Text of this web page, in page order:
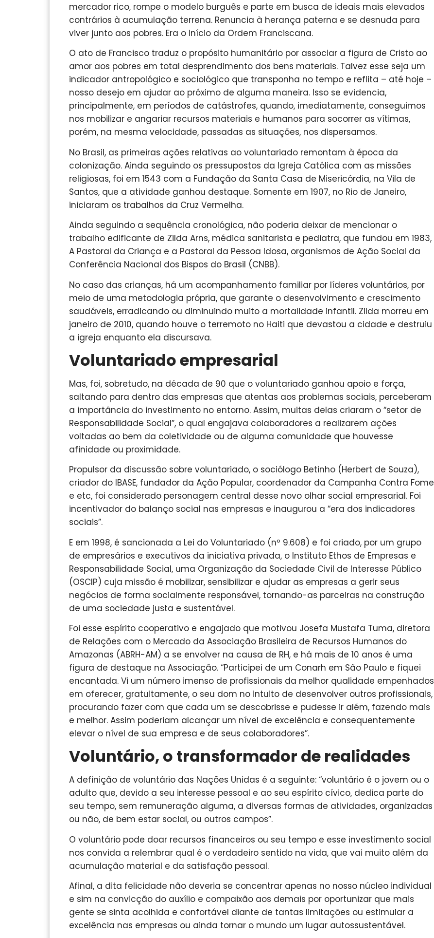
mercador rico, rompe o modelo burguês e parte em busca de ideais mais elevados
contrários à acumulação terrena. Renuncia à herança paterna e se desnuda para
viver junto aos pobres. Era o início da Ordem Franciscana.
O ato de Francisco traduz o propósito humanitário por associar a figura de Cristo ao
amor aos pobres em total desprendimento dos bens materiais. Talvez esse seja um
indicador antropológico e sociológico que transponha no tempo e reflita – até hoje –
nosso desejo em ajudar ao próximo de alguma maneira. Isso se evidencia,
principalmente, em períodos de catástrofes, quando, imediatamente, conseguimos
nos mobilizar e angariar recursos materiais e humanos para socorrer as vítimas,
porém, na mesma velocidade, passadas as situações, nos dispersamos.
No Brasil, as primeiras ações relativas ao voluntariado remontam à época da
colonização. Ainda seguindo os pressupostos da Igreja Católica com as missões
religiosas, foi em 1543 com a Fundação da Santa Casa de Misericórdia, na Vila de
Santos, que a atividade ganhou destaque. Somente em 1907, no Rio de Janeiro,
iniciaram os trabalhos da Cruz Vermelha.
Ainda seguindo a sequência cronológica, não poderia deixar de mencionar o
trabalho edificante de Zilda Arns, médica sanitarista e pediatra, que fundou em 1983,
A Pastoral da Criança e a Pastoral da Pessoa Idosa, organismos de Ação Social da
Conferência Nacional dos Bispos do Brasil (CNBB).
No caso das crianças, há um acompanhamento familiar por líderes voluntários, por
meio de uma metodologia própria, que garante o desenvolvimento e crescimento
saudáveis, erradicando ou diminuindo muito a mortalidade infantil. Zilda morreu em
janeiro de 2010, quando houve o terremoto no Haiti que devastou a cidade e destruiu
a igreja enquanto ela discursava.
Voluntariado empresarial
Mas, foi, sobretudo, na década de 90 que o voluntariado ganhou apoio e força,
saltando para dentro das empresas que atentas aos problemas sociais, perceberam
a importância do investimento no entorno. Assim, muitas delas criaram o “setor de
Responsabilidade Social”, o qual engajava colaboradores a realizarem ações
voltadas ao bem da coletividade ou de alguma comunidade que houvesse
afinidade ou proximidade.
Propulsor da discussão sobre voluntariado, o sociólogo Betinho (Herbert de Souza),
criador do IBASE, fundador da Ação Popular, coordenador da Campanha Contra Fome
e etc, foi considerado personagem central desse novo olhar social empresarial. Foi
incentivador do balanço social nas empresas e inaugurou a “era dos indicadores
sociais”.
E em 1998, é sancionada a Lei do Voluntariado (nº 9.608) e foi criado, por um grupo
de empresários e executivos da iniciativa privada, o Instituto Ethos de Empresas e
Responsabilidade Social, uma Organização da Sociedade Civil de Interesse Público
(OSCIP) cuja missão é mobilizar, sensibilizar e ajudar as empresas a gerir seus
negócios de forma socialmente responsável, tornando-as parceiras na construção
de uma sociedade justa e sustentável.
Foi esse espírito cooperativo e engajado que motivou Josefa Mustafa Tuma, diretora
de Relações com o Mercado da Associação Brasileira de Recursos Humanos do
Amazonas (ABRH-AM) a se envolver na causa de RH, e há mais de 10 anos é uma
figura de destaque na Associação. “Participei de um Conarh em São Paulo e fiquei
encantada. Vi um número imenso de profissionais da melhor qualidade empenhados
em oferecer, gratuitamente, o seu dom no intuito de desenvolver outros profissionais,
procurando fazer com que cada um se descobrisse e pudesse ir além, fazendo mais
e melhor. Assim poderiam alcançar um nível de excelência e consequentemente
elevar o nível de sua empresa e de seus colaboradores”.
Voluntário, o transformador de realidades
A definição de voluntário das Nações Unidas é a seguinte: “voluntário é o jovem ou o
adulto que, devido a seu interesse pessoal e ao seu espírito cívico, dedica parte do
seu tempo, sem remuneração alguma, a diversas formas de atividades, organizadas
ou não, de bem estar social, ou outros campos”.
O voluntário pode doar recursos financeiros ou seu tempo e esse investimento social
nos convida a relembrar qual é o verdadeiro sentido na vida, que vai muito além da
acumulação material e da satisfação pessoal.
Afinal, a dita felicidade não deveria se concentrar apenas no nosso núcleo individual
e sim na convicção do auxílio e compaixão aos demais por oportunizar que mais
gente se sinta acolhida e confortável diante de tantas limitações ou estimular a
excelência nas empresas ou ainda tornar o mundo um lugar autossustentável.